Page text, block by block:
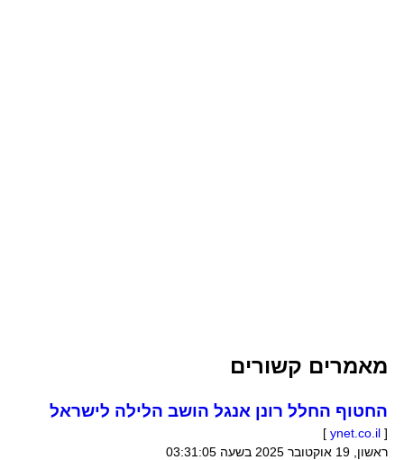
מאמרים קשורים
החטוף החלל רונן אנגל הושב הלילה לישראל
[
ynet.co.il
]
ראשון, 19 אוקטובר 2025 בשעה 03:31:05